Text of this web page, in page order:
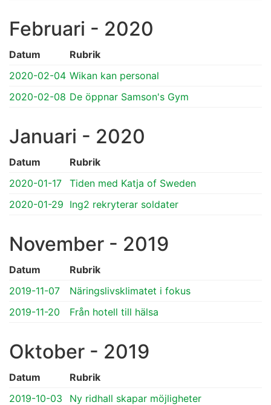
Februari - 2020
Datum
Rubrik
2020-02-04 Wikan kan personal
2020-02-08 De öppnar Samson's Gym
Januari - 2020
Datum
Rubrik
2020-01-17
Tiden med Katja of Sweden
2020-01-29 Ing2 rekryterar soldater
November - 2019
Datum
Rubrik
2019-11-07
Näringslivsklimatet i fokus
2019-11-20
Från hotell till hälsa
Oktober - 2019
Datum
Rubrik
2019-10-03
Ny ridhall skapar möjligheter